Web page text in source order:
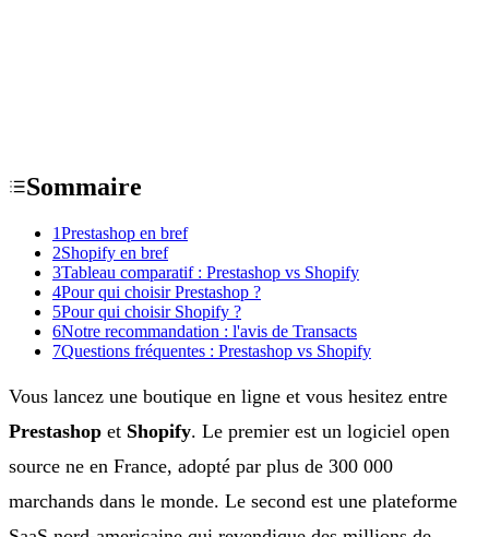
Sommaire
1Prestashop en bref
2Shopify en bref
3Tableau comparatif : Prestashop vs Shopify
4Pour qui choisir Prestashop ?
5Pour qui choisir Shopify ?
6Notre recommandation : l'avis de Transacts
7Questions fréquentes : Prestashop vs Shopify
Vous lancez une boutique en ligne et vous hesitez entre
Prestashop et Shopify. Le premier est un logiciel open
source ne en France, adopté par plus de 300 000
marchands dans le monde. Le second est une plateforme